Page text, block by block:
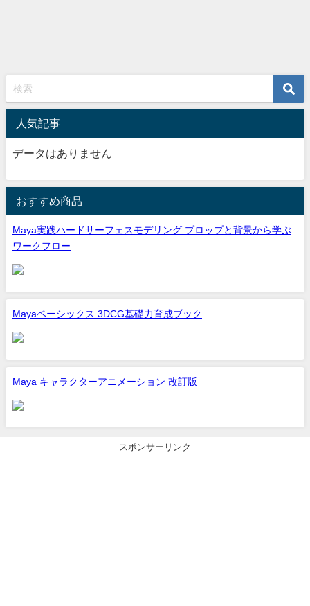
人気記事
データはありません
おすすめ商品
Maya実践ハードサーフェスモデリング:プロップと背景から学ぶ
ワークフロー
Mayaベーシックス 3DCG基礎力育成ブック
Maya キャラクターアニメーション 改訂版
スポンサーリンク